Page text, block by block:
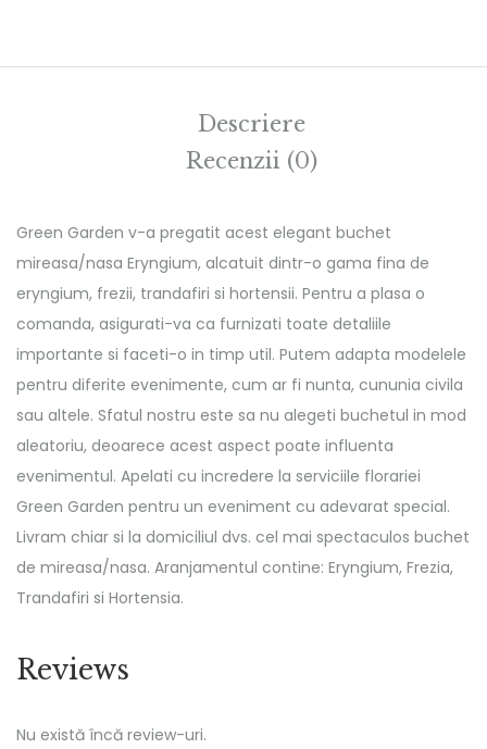
Descriere
Recenzii (0)
Green Garden v-a pregatit acest elegant buchet
mireasa/nasa Eryngium, alcatuit dintr-o gama fina de
eryngium, frezii, trandafiri si hortensii. Pentru a plasa o
comanda, asigurati-va ca furnizati toate detaliile
importante si faceti-o in timp util. Putem adapta modelele
pentru diferite evenimente, cum ar fi nunta, cununia civila
sau altele. Sfatul nostru este sa nu alegeti buchetul in mod
aleatoriu, deoarece acest aspect poate influenta
evenimentul. Apelati cu incredere la serviciile florariei
Green Garden pentru un eveniment cu adevarat special.
Livram chiar si la domiciliul dvs. cel mai spectaculos buchet
de mireasa/nasa. Aranjamentul contine: Eryngium, Frezia,
Trandafiri si Hortensia.
Reviews
Nu există încă review-uri.